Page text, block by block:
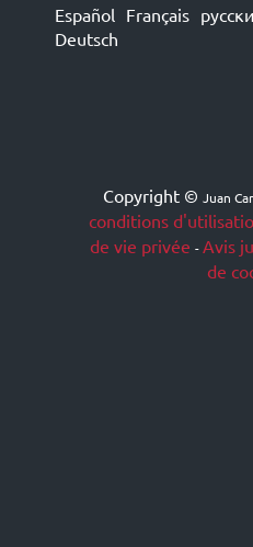
Español Français
Deutsch
Copyright © Juan
conditions
de vie privée -Avis
de